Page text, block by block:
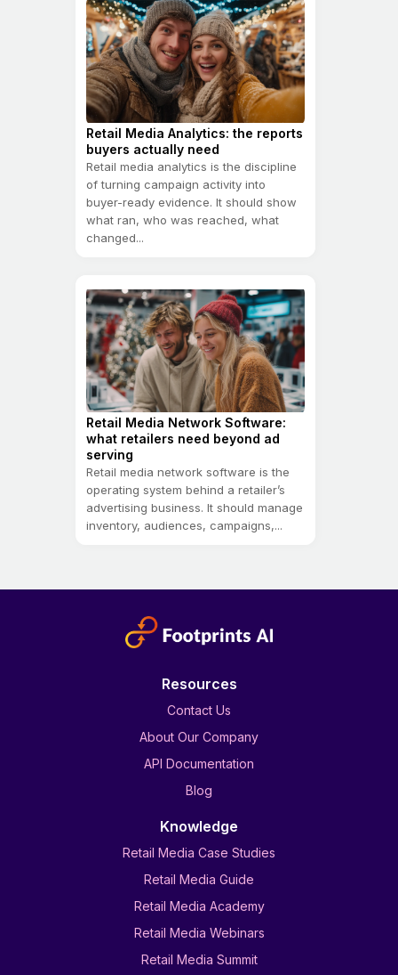
Retail Media Analytics: the reports
buyers actually need
Retail media analytics is the discipline
of turning campaign activity into
buyer-ready evidence. It should show
what ran, who was reached, what
changed...
Retail Media Network Software:
what retailers need beyond ad
serving
Retail media network software is the
operating system behind a retailer’s
advertising business. It should manage
inventory, audiences, campaigns,...
Resources
Contact Us
About Our Company
API Documentation
Blog
Knowledge
Retail Media Case Studies
Retail Media Guide
Retail Media Academy
Retail Media Webinars
Retail Media Summit